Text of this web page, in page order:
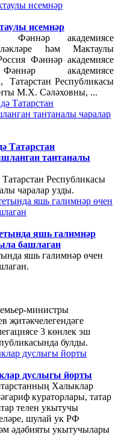
исемнәр
Фәннәр академиясе
һәм Мактаулы
Фәннәр академиясе
академиясе
Татарстан Республикасы
М.Х. Сәләховны, ...
Татарстан
тантаналы
Республикасы
чаралар узды.
яшь галимнәр
башлаган
яшь галимнәр өчен
министры
җитәкчелегендәге
3 көнлек эш
булды.
дуслыгы йорты
Халыклар
кураторлары, татар
телен укытучы
шулай ук РФ
әдәбияты укытучылары